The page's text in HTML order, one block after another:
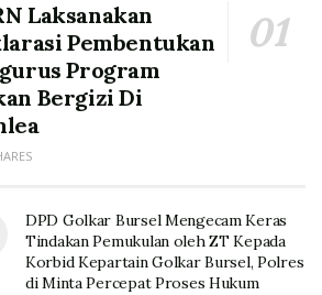
Laksanakan
Pembentukan
Program
Bergizi Di
DPD Golkar Bursel Mengecam Keras
Tindakan Pemukulan oleh ZT Kepada
Korbid Kepartain Golkar Bursel, Polres
di Minta Percepat Proses Hukum